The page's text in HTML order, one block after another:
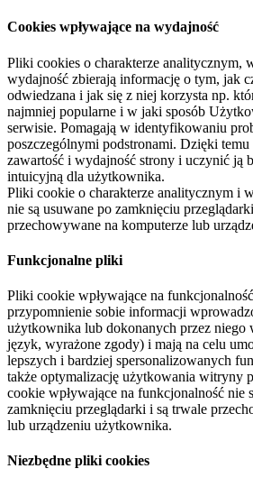
Cookies wpływające na wydajność
Pliki cookies o charakterze analitycznym,
wydajność zbierają informację o tym, jak
odwiedzana i jak się z niej korzysta np.
najmniej popularne i w jaki sposób
serwisie. Pomagają w identyfikowaniu
poszczególnymi podstronami. Dzięki temu
zawartość i wydajność strony i uczynić ją
intuicyjną dla użytkownika.
Pliki cookie o charakterze analitycznym i
nie są usuwane po zamknięciu
przechowywane na komputerze lub
Funkcjonalne pliki
Pliki cookie wpływające na
przypomnienie sobie informacji
użytkownika lub dokonanych przez
język, wyrażone zgody) i mają na celu
lepszych i bardziej spersonalizowanych
także optymalizację użytkowania witryny
cookie wpływające na funkcjonalność nie
zamknięciu przeglądarki i są trwale
lub urządzeniu użytkownika.
Niezbędne pliki cookies